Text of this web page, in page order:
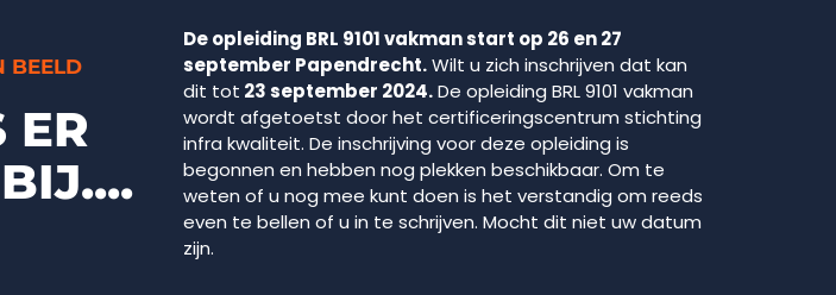
BEELD
ER
De opleiding BRL 9101 vakman start op 26 en 27
september Papendrecht.Wilt u zich inschrijven dat kan
dit tot 23 september 2024.De opleiding BRL 9101 vakman
wordt afgetoetst door het certificeringscentrum stichting
infra kwaliteit. De inschrijving voor deze opleiding is
begonnen en hebben nog plekken beschikbaar. Om te
weten of u nog mee kunt doen is het verstandig om reeds
even te bellen of u in te schrijven. Mocht dit niet uw datum
zijn.